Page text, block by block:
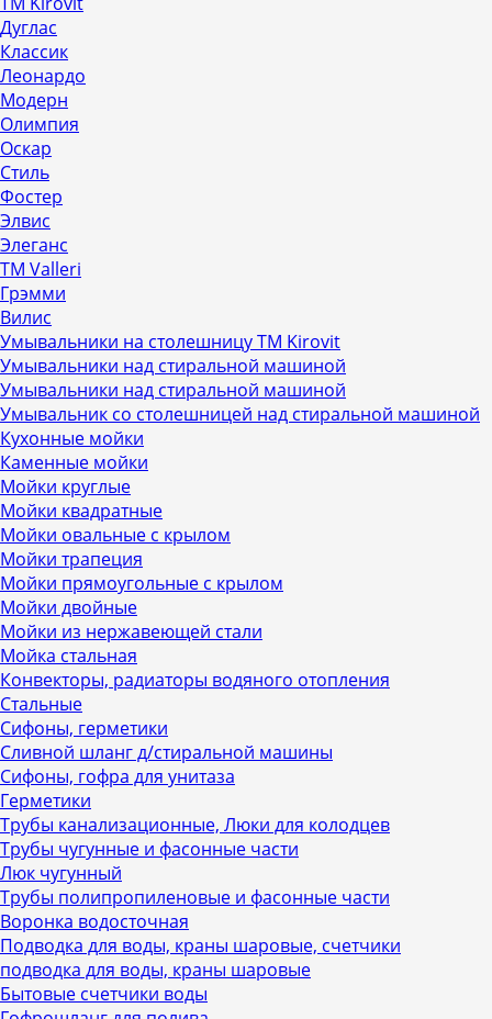
Дуглас
Классик
Леонардо
Модерн
Олимпия
Оскар
Стиль
Фостер
Элвис
Элеганс
ТМ Valleri
Грэмми
Вилис
Умывальники на столешницу ТМ Kirovit
Умывальники над стиральной машиной
Умывальники над стиральной машиной
Умывальник со столешницей над стиральной машиной
Кухонные мойки
Каменные мойки
Мойки круглые
Мойки квадратные
Мойки овальные с крылом
Мойки трапеция
Мойки прямоугольные с крылом
Мойки двойные
Мойки из нержавеющей стали
Мойка стальная
Конвекторы, радиаторы водяного отопления
Стальные
Сифоны, герметики
Сливной шланг д/стиральной машины
Сифоны, гофра для унитаза
Герметики
Трубы канализационные, Люки для колодцев
Трубы чугунные и фасонные части
Люк чугунный
Трубы полипропиленовые и фасонные части
Воронка водосточная
Подводка для воды, краны шаровые, счетчики
подводка для воды, краны шаровые
Бытовые счетчики воды